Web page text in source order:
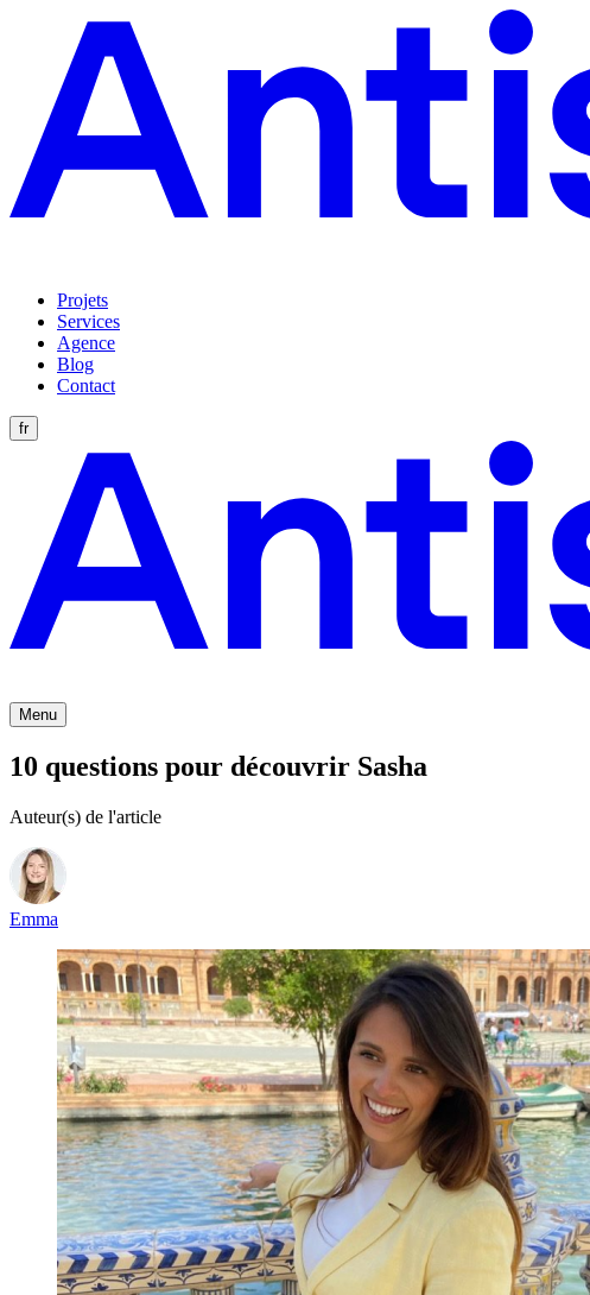
Projets
Services
Agence
Blog
Contact
fr
Menu
10 questions pour découvrir Sasha
Auteur(s) de l'article
Emma